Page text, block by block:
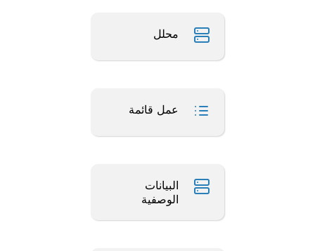
محلل
عمل قائمة
البيانات
الوصفية